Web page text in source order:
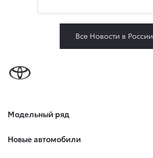
Все Новости в России
Модельный ряд
Новые автомобили